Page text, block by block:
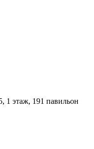
1 этаж, 191 павильон